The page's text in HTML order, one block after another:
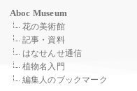
Aboc Museum
花の美術館
記事・資料
はなせんせ通信
植物名入門
編集人のブックマーク